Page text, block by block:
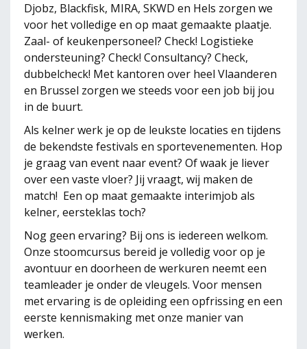
Djobz, Blackfisk, MIRA, SKWD en Hels zorgen we
voor het volledige en op maat gemaakte plaatje.
Zaal- of keukenpersoneel? Check! Logistieke
ondersteuning? Check! Consultancy? Check,
dubbelcheck! Met kantoren over heel Vlaanderen
en Brussel zorgen we steeds voor een job bij jou
in de buurt.
Als kelner werk je op de leukste locaties en tijdens
de bekendste festivals en sportevenementen. Hop
je graag van event naar event? Of waak je liever
over een vaste vloer? Jij vraagt, wij maken de
match! Een op maat gemaakte interimjob als
kelner, eersteklas toch?
Nog geen ervaring? Bij ons is iedereen welkom.
Onze stoomcursus bereid je volledig voor op je
avontuur en doorheen de werkuren neemt een
teamleader je onder de vleugels. Voor mensen
met ervaring is de opleiding een opfrissing en een
eerste kennismaking met onze manier van
werken.